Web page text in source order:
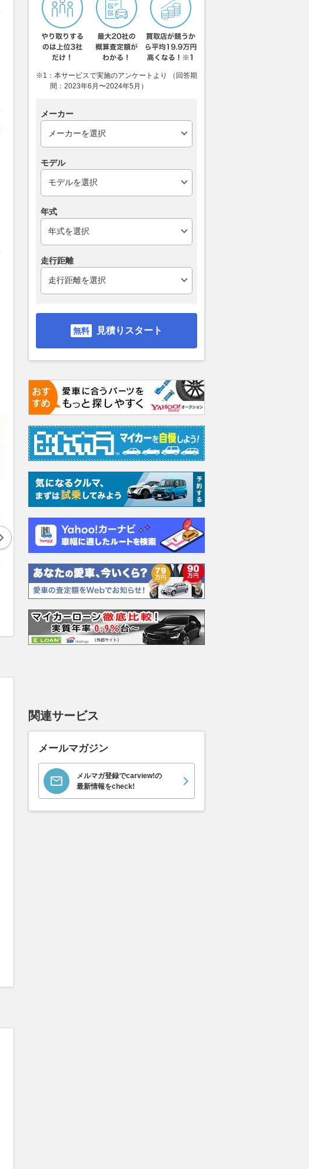
紀伊半島の山中を貫く「わざわ
ざ作り直したトンネル」ついに
開通へ 内部コンクリート“ぜん
ぶ剥がして”約3年遅れ 唯一の
2026.08.06 乗りものニュース
超豪華フェリーついに「置き換
え」へ 乗り通せば“40時間”の
日本最長航路で21年 太平洋フ
ェリー
ロータス エヴォーラ
エヴォーラ
0万円
ホンダ NSX 3.0
支払総額
898.0万円
ロールスロイス ゴース
ト ロールスロイス ゴ
ースト(第1世代 / RR4)
905
※1：本サービスで実施のアンケートより （回答期
間：2023年6月〜2024年5月）
メーカー
モデル
年式
走行距離
見積りスタート
関連サービス
メールマガジン
メルマガ登録でcarview!の
最新情報をcheck!